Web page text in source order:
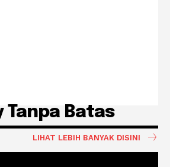
Tanpa Batas
LIHAT LEBIH BANYAK DISINI